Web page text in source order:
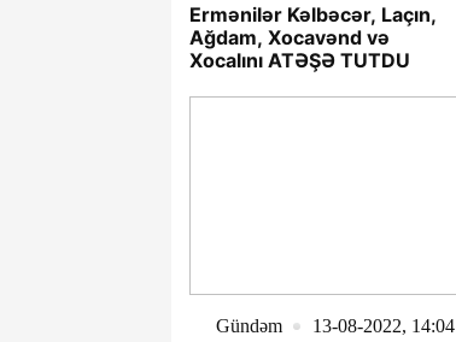
Ermənilər Kəlbəcər, Laçın,
Ağdam, Xocavənd və
Xocalını ATƏŞƏ TUTDU
Gündəm 13-08-2022, 14:04